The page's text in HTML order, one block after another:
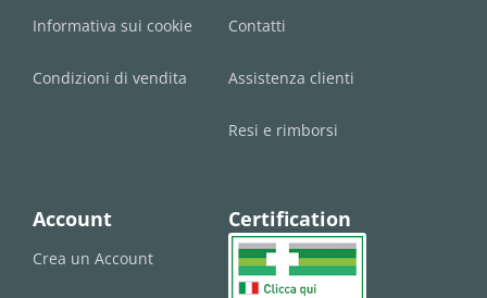
Informativa sui cookie
Condizioni di vendita
Contatti
Assistenza clienti
Resi e rimborsi
Account
Crea un Account
Certification